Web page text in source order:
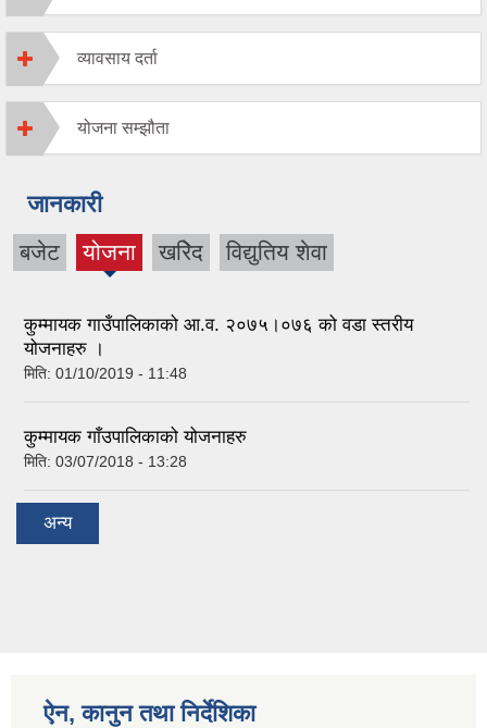
व्यावसाय दर्ता
योजना सम्झौता
जानकारी
बजेट योजना
(active
खरिेद विद्युतिय शेवा
कुम्मायक गाउँपालिकाको आ.व. २०७५।०७६ को वडा स्तरीय
योजनाहरु ।
मिति: 01/10/2019 - 11:48
कुम्मायक गाँउपालिकाको योजनाहरु
मिति: 03/07/2018 - 13:28
अन्य
ऐन, कानुन तथा निर्देशिका